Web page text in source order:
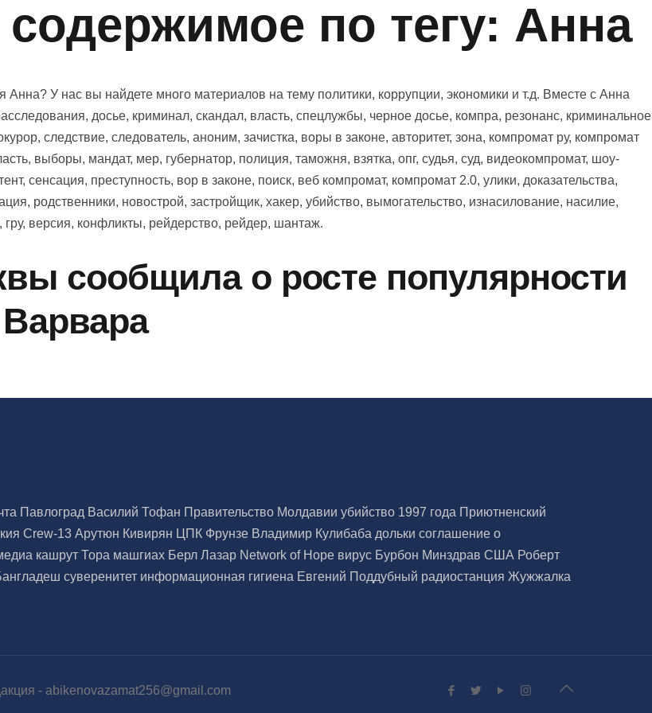
содержимое по тегу: Анна
У нас вы найдете много материалов на тему политики, коррупции, экономики и т.д. Вместе с Анна
досье, криминал, скандал, власть, спецлужбы, черное досье, компра, резонанс, криминальное
следствие, следователь, аноним, зачистка, воры в законе, авторитет, зона, компромат ру, компромат
выборы, мандат, мер, губернатор, полиция, таможня, взятка, опг, судья, суд, видеокомпромат, шоу-
сенсация, преступность, вор в законе, поиск, веб компромат, компромат 2.0, улики, доказательства,
родственники, новострой, застройщик, хакер, убийство, вымогательство, изнасилование, насилие,
версия, конфликты, рейдерство, рейдер, шантаж.
сообщила о росте популярности
Павлоград Василий Тофан Правительство Молдавииубийство 1997 года Приютненский
Crew-13Арутюн Кивирян ЦПК Фрунзе Владимир Кулибаба долькисоглашение о
кашрутТора машгиах Берл Лазар Network of Hope вирус Бурбон Минздрав США Роберт
суверенитет информационная гигиена Евгений Поддубный радиостанция Жужжалка
- abikenovazamat256@gmail.com